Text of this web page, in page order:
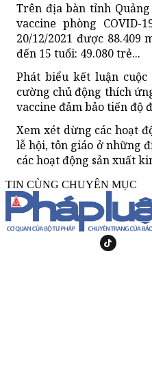
Trên địa bàn tỉnh
vaccine phòng
20/12/2021 được
đến 15 tuổi: 49.080 trẻ...
Phát biểu kết luận
cường chủ động thích
vaccine đảm bảo tiến độ
Xem xét dừng các hoạt
lễ hội, tôn giáo ở những
các hoạt động sản xuất
TIN CÙNG CHUYÊN MỤC